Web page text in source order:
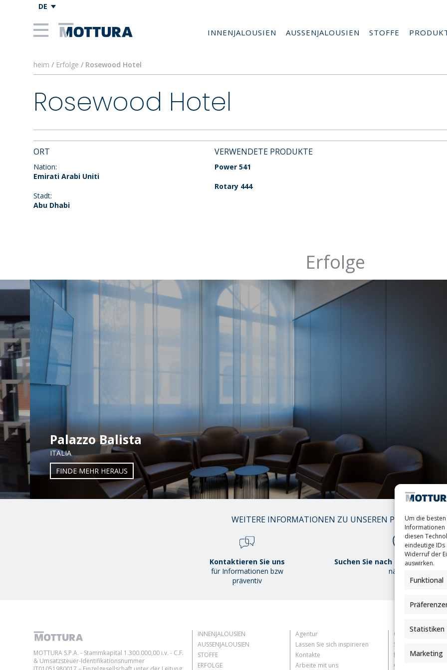
Um die
Informationen
diesen
eindeutige
Widerruf der
auswirken.
Funktional
Statistiken
Marketing
DE
INNENJALOUSIEN AUSSENJALOUSIEN STOFFE
heim / Erfolge / Rosewood Hotel
Rosewood Hotel
ORT
Nation:
Emirati Arabi Uniti
Stadt:
Abu Dhabi
VERWENDETE PRODUKTE
Power 541
Rotary 444
Erfolge
Palazzo Balista
ITALIA
FINDE MEHR HERAUS
/
WEITERE INFORMATIONEN ZU UNSEREN PRODUKTEN
Kontaktieren Sie uns
für Informationen bzw
präventiv
Suchen Sie nach demMottura
näher
MOTTURA S.P.A. - Stammkapital 1.300.000,00 i.v. - C.F.
& Umsatzsteuer-Identifikationsnummer
INNENJALOUSIEN
AUSSENJALOUSIEN
STOFFE
ERFOLGE
Agentur
Lassen Sie sich inspirieren
Kontakte
Arbeite mit uns
Customer
Supplier
Information for
Contact